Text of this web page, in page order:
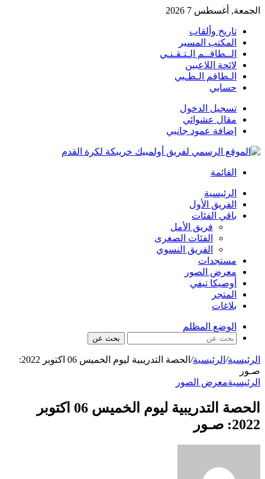
الجمعة, أغسطس 7 2026
تاريخ وألقاب
المكتب المسير
الــطاقــم الـتـقـنـي
لائحة اللاعبين
الـطاقم الـطـبي
حسابي
تسجيل الدخول
مقال عشوائي
إضافة عمود جانبي
القائمة
الرئيسية
الفريق الأول
باقي الفئات
فريق الأمل
الفئات الصغرى
الفريق النسوي
مستجدات
معرض الصور
أوصيكا تيفي
المتجر
بلاغات
الوضع المظلم
بحث عن
الرئيسية/ الرئيسية/
الحصة التدريبية ليوم الخميس 06 اكتوبر 2022:
صـور
الرئيسيةمعرض الصور
الحصة التدريبية ليوم الخميس 06 اكتوبر
2022: صـور